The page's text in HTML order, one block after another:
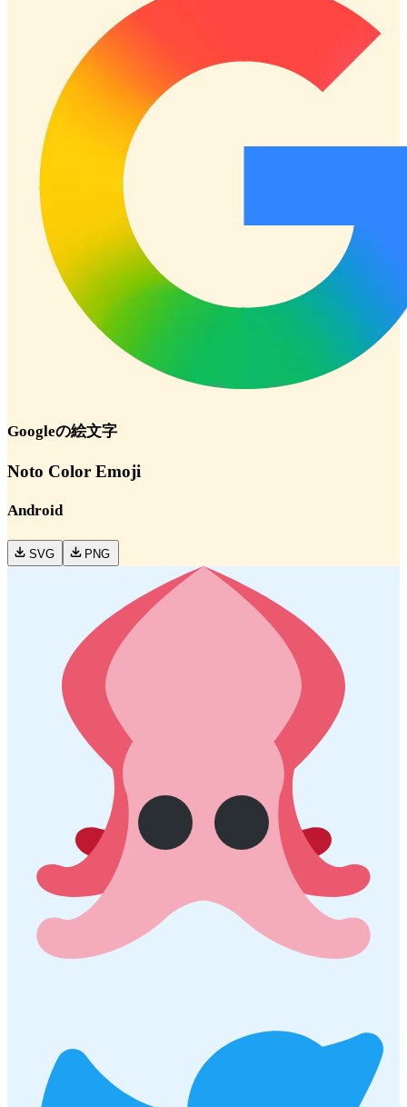
Googleの絵文字
Noto Color Emoji
Android
SVG PNG